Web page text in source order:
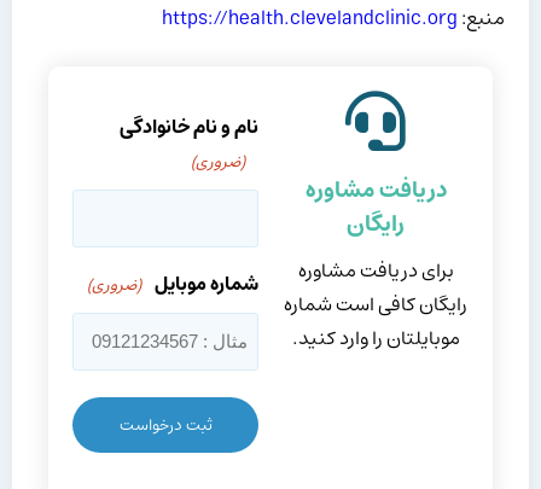
منبع:https://health.clevelandclinic.org
دریافت مشاوره
رایگان
برای دریافت مشاوره
رایگان کافی است شماره
موبایلتان را وارد کنید.
نام و نام خانوادگی
(ضروری)
شماره موبایل (ضروری)